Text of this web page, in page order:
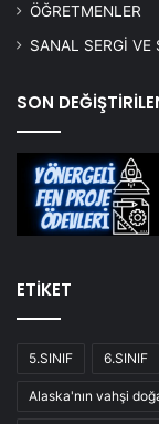
ÖĞRETMENLER
SANAL SERGİ VE
SON
ETİKET
5.SINIF 6.SINIF
Alaska'nın vahşi